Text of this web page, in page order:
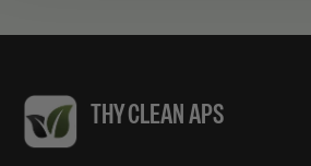
THY CLEAN APS